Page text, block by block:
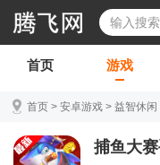
首页 游戏
首页 > 安卓游戏 > 益智休闲
捕鱼大